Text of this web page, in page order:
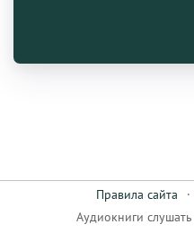
Правила сайта ·
Аудиокниги